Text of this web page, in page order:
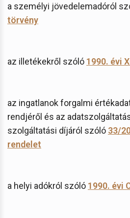
a személyi jövedelemadóról
törvény
az illetékekről szóló 1990. évi
az ingatlanok forgalmi
rendjéről és az
szolgáltatási díjáról szóló 33/
rendelet
a helyi adókról szóló 1990. évi